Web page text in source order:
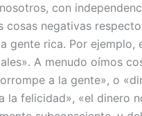
con
cosas negativas
gente rica. Por ejemplo,
A menudo oímos
a la gente», o
la felicidad», «el dinero